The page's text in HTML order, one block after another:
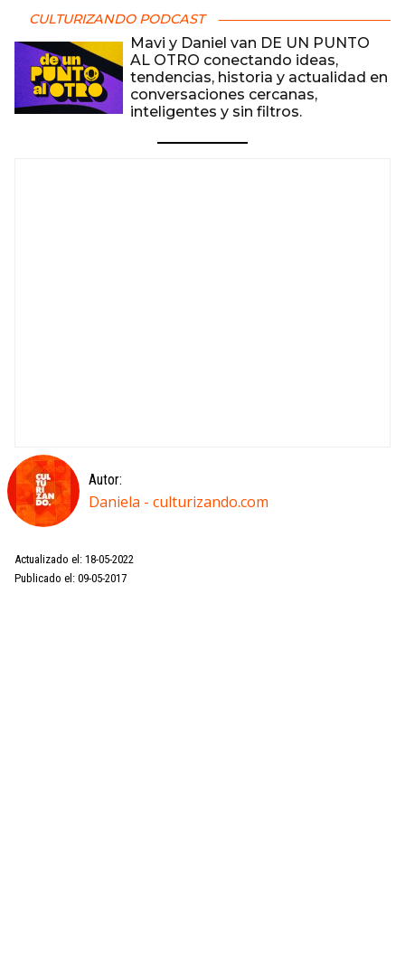
CULTURIZANDO PODCAST
Mavi y Daniel van DE UN PUNTO
AL OTRO conectando ideas,
tendencias, historia y actualidad en
conversaciones cercanas,
inteligentes y sin filtros.
Autor:
Daniela - culturizando.com
Actualizado el: 18-05-2022
Publicado el: 09-05-2017